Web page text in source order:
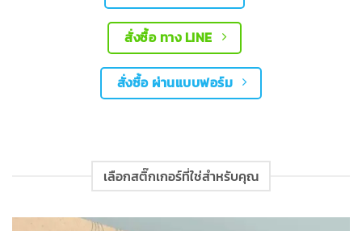
สั่งซื้อ ทาง LINE
สั่งซื้อ ผ่านแบบฟอร์ม
เลือกสติ๊กเกอร์ที่ใช่สำหรับคุณ